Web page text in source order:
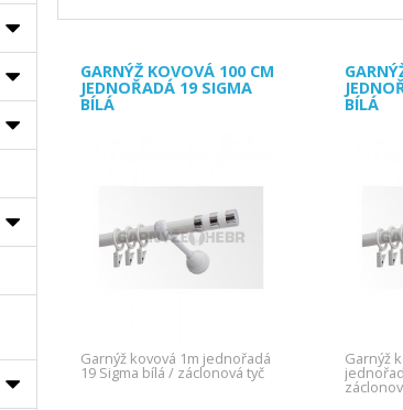
GARNÝŽ KOVOVÁ 100 CM
JEDNOŘADÁ 19 SIGMA
BÍLÁ
Garnýž kovová 1m jednořadá
19 Sigma bílá / záclonová tyč
BÍLÁ
Garnýž